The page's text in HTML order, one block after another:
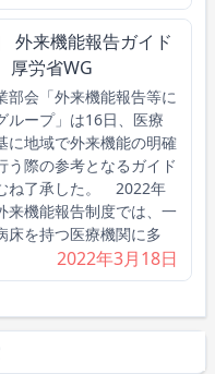
外来機能報告ガイド
労省WG
会「外来機能報告等に
ループ」は16日、医療
に地域で外来機能の明確
う際の参考となるガイド
ね了承した。 2022年
来機能報告制度では、一
床を持つ医療機関に多
2022年3月18日